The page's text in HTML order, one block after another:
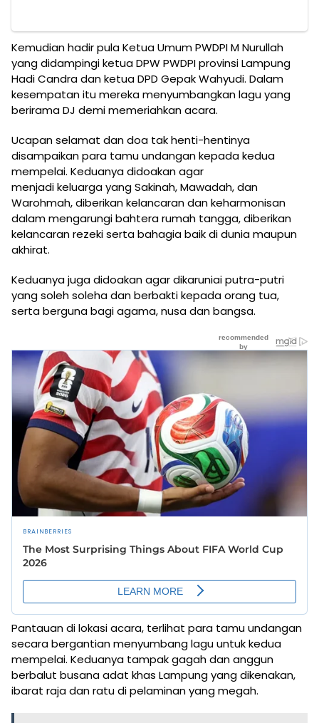
Kemudian hadir pula Ketua Umum PWDPI M Nurullah
yang didampingi ketua DPW PWDPI provinsi Lampung
Hadi Candra dan ketua DPD Gepak Wahyudi. Dalam
kesempatan itu mereka menyumbangkan lagu yang
berirama DJ demi memeriahkan acara.
Ucapan selamat dan doa tak henti-hentinya
disampaikan para tamu undangan kepada kedua
mempelai. Keduanya didoakan agar
menjadi keluarga yang Sakinah, Mawadah, dan
Warohmah, diberikan kelancaran dan keharmonisan
dalam mengarungi bahtera rumah tangga, diberikan
kelancaran rezeki serta bahagia baik di dunia maupun
akhirat.
Keduanya juga didoakan agar dikaruniai putra-putri
yang soleh soleha dan berbakti kepada orang tua,
serta berguna bagi agama, nusa dan bangsa.
Pantauan di lokasi acara, terlihat para tamu undangan
secara bergantian menyumbang lagu untuk kedua
mempelai. Keduanya tampak gagah dan anggun
berbalut busana adat khas Lampung yang dikenakan,
ibarat raja dan ratu di pelaminan yang megah.